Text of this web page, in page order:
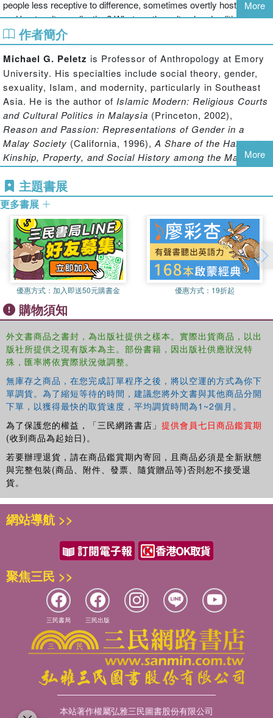
people less receptive to difference, sometimes overtly hostile to it
and bent on its eradication? What are the cultural and political
conditions conducive to the positive valorization and acceptance of
difference? And, conversely, what conditions undermine or erode
such positive views and acceptance? This book examines
pluralism in gendered fields and domains in Southeast Asia since
the early modern era, which historians and anthropologists of the
region commonly define as the period extending roughly from the
fifteenth to the eighteenth centuries.
More
作者簡介
Michael G. Peletz is Professor of Anthropology at Emory
University. His specialties include social theory, gender,
sexuality, Islam, and modernity, particularly in Southeast
Asia. He is the author of Islamic Modern: Religious Courts
and Cultural Politics in Malaysia (Princeton, 2002),
Reason and Passion: Representations of Gender in a
Malay Society (California, 1996), A Share of the Harvest:
Kinship, Property, and Social History among the Malays of
Rembau(California, 1988). He is also the co-editor with
Aihwa Ong, of
Body Politics in Southeast Asia (California, 1995).
More
主題書展
更多書展
優惠方式： 加入即送50元購書金 優惠方式： 19折起
購物須知
外文書商品之書封，為出版社提供之樣本。實際出貨商品，以出
版社所提供之現有版本為主。部份書籍，因出版社供應狀況特
殊，匯率將依實際狀況做調整。
無庫存之商品，在您完成訂單程序之後，將以空運的方式為你下
單調貨。為了縮短等待的時間，建議您將外文書與其他商品分開
下單，以獲得最快的取貨速度，平均調貨時間為1~2個月。
為了保護您的權益，「三民網路書店」 提供會員七日商品鑑賞期
(收到商品為起始日)。
若要辦理退貨，請在商品鑑賞期內寄回，且商品必須是全新狀態
與完整包裝(商品、附件、發票、隨貨贈品等)否則恕不接受退
貨。
網站導航 >>
聚焦三民 >>
三民書局 三民出版
本站著作權屬弘雅三民圖書股份有限公司